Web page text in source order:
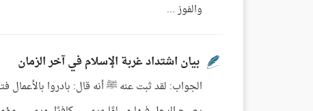
والفوز ...
بيان اشتداد غربة الإسلام في آخر الزمان
الجواب: لقد ثبت عنه ﷺ أنه قال: بادروا بالأعمال